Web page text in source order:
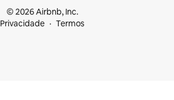
© 2026 Airbnb, Inc.
Privacidade
Termos